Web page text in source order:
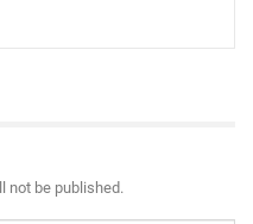
not be published.